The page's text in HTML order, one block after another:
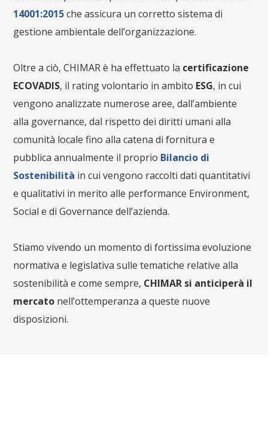
14001:2015che assicura un corretto sistema di
gestione ambientale dell’organizzazione.
Oltre a ciò, CHIMAR è ha effettuato la certificazione
ECOVADIS, il rating volontario in ambito ESG, in cui
vengono analizzate numerose aree, dall’ambiente
alla governance, dal rispetto dei diritti umani alla
comunità locale fino alla catena di fornitura e
pubblica annualmente il proprio Bilancio di
Sostenibilità in cui vengono raccolti dati quantitativi
e qualitativi in merito alle performance Environment,
Social e di Governance dell’azienda.
Stiamo vivendo un momento di fortissima evoluzione
normativa e legislativa sulle tematiche relative alla
sostenibilità e come sempre, CHIMAR si anticiperà il
mercato nell’ottemperanza a queste nuove
disposizioni.